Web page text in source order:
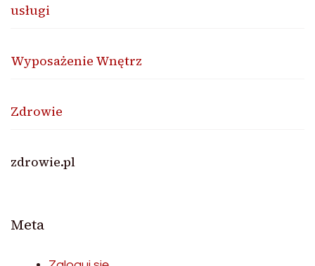
usługi
Wyposażenie Wnętrz
Zdrowie
zdrowie.pl
Meta